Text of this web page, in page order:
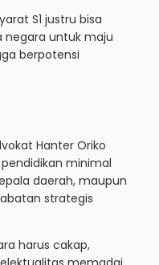
S1 justru bisa
untuk maju
berpotensi
Hanter Oriko
minimal
daerah, maupun
strategis
harus cakap,